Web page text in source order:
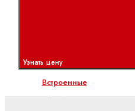
Встроенные
системы
Узнать цену